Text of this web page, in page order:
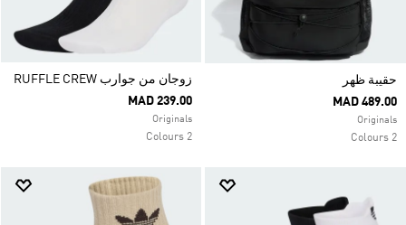
حقيبة ظهر
MAD 489.00
Originals
2 Colours
زوجان من جوارب RUFFLE CREW
MAD 239.00
Originals
2 Colours